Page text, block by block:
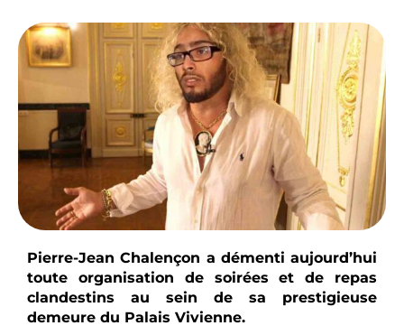
Pierre-Jean Chalençon a démenti aujourd’hui
toute organisation de soirées et de repas
clandestins au sein de sa prestigieuse
demeure du Palais Vivienne.